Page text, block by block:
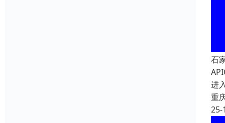
石
进
重
25-